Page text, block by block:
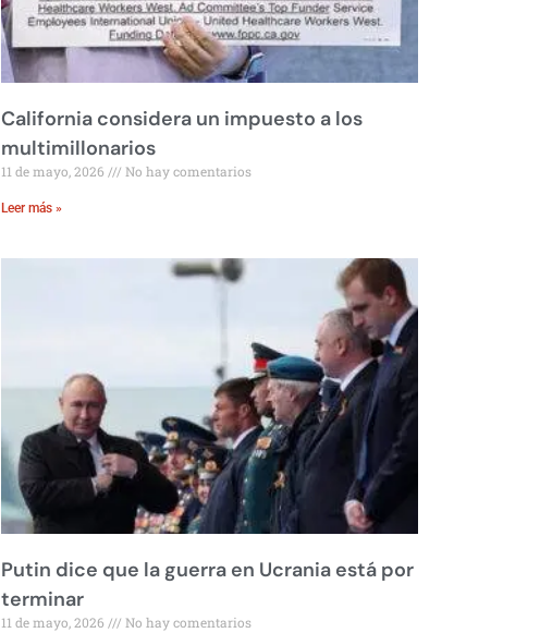
California considera un impuesto a los
multimillonarios
11 de mayo, 2026 No hay comentarios
Leer más »
Putin dice que la guerra en Ucrania está por
terminar
11 de mayo, 2026 No hay comentarios